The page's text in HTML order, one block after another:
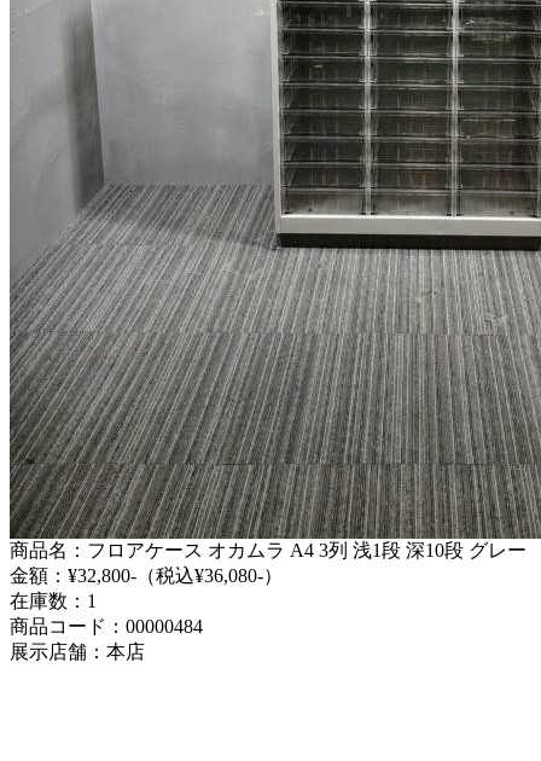
商品名：フロアケース オカムラ A4 3列 浅1段 深10段 グレー
金額：¥32,800-（税込¥36,080-）
在庫数：1
商品コード：00000484
展示店舗：本店